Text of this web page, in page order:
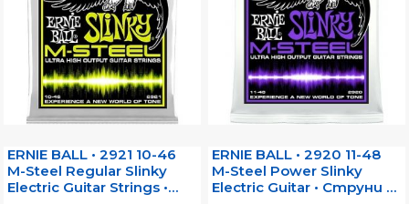
ERNIE BALL • 2921 10-46
M-Steel Regular Slinky
Electric Guitar Strings •
ERNIE BALL • 2920 11-48
M-Steel Power Slinky
Electric Guitar • Струни за